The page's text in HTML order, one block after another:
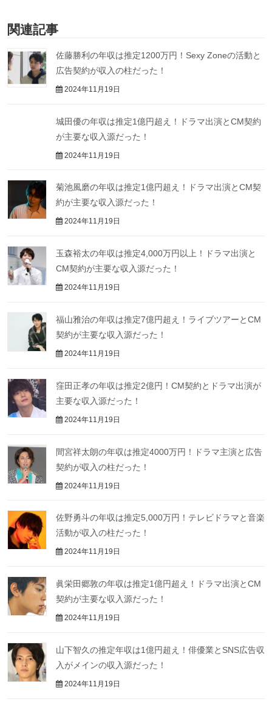
関連記事
佐藤勝利の年収は推定1200万円！Sexy Zoneの活動と
広告契約が収入の柱だった！
2024年11月19日
城田優の年収は推定1億円超え！ドラマ出演とCM契約
が主要な収入源だった！
2024年11月19日
菊池風磨の年収は推定1億円超え！ドラマ出演とCM契
約が主要な収入源だった！
2024年11月19日
玉森裕太の年収は推定4,000万円以上！ドラマ出演と
CM契約が主要な収入源だった！
2024年11月19日
福山雅治の年収は推定7億円超え！ライブツアーとCM
契約が主要な収入源だった！
2024年11月19日
窪田正孝の年収は推定2億円！CM契約とドラマ出演が
主要な収入源だった！
2024年11月19日
間宮祥太朗の年収は推定4000万円！ドラマ主演と広告
契約が収入の柱だった！
2024年11月19日
佐野勇斗の年収は推定5,000万円！テレビドラマと音楽
活動が収入の柱だった！
2024年11月19日
眞栄田郷敦の年収は推定1億円超え！ドラマ出演とCM
契約が主要な収入源だった！
2024年11月19日
山下智久の推定年収は1億円超え！俳優業とSNS広告収
入がメインの収入源だった！
2024年11月19日